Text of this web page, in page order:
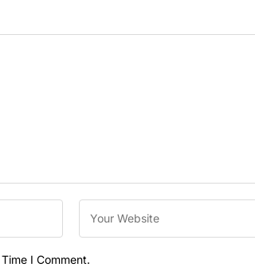
I Comment.